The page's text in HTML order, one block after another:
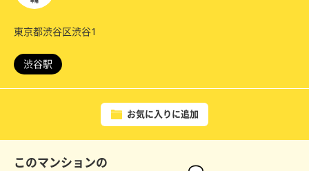
東京都渋谷区渋谷1
渋谷駅
お気に入りに追加
このマンションの